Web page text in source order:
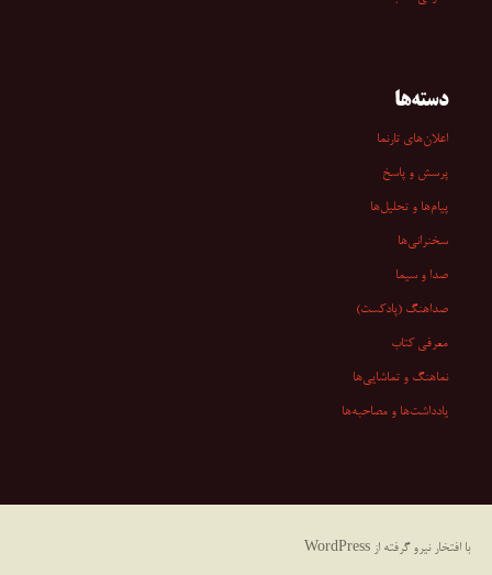
دسته‌ها
اعلان‌های تارنما
پرسش و پاسخ
پیام‌ها و تحلیل‌ها
سخنرانی‏‏‌ها
صدا و سیما
صداهنگ (پادکست)
معرفی کتاب
نماهنگ و تماشایی‌ها
یادداشت‌ها و مصاحبه‌ها
با افتخار نیرو گرفته از WordPress